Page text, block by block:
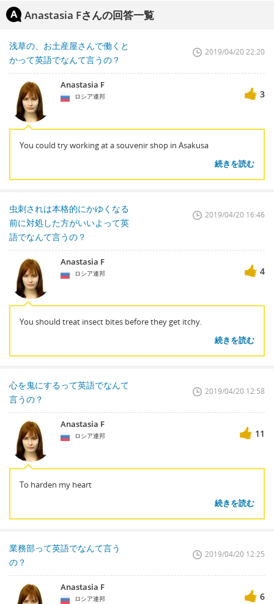
Anastasia Fさんの回答一覧
浅草の、お土産屋さんで働くと
かって英語でなんて言うの？
2019/04/20 22:20
Anastasia F
ロシア連邦 3
You could try working at a souvenir shop in Asakusa
続きを読む
虫刺されは本格的にかゆくなる
前に対処した方がいいよって英
語でなんて言うの？
2019/04/20 16:46
Anastasia F
ロシア連邦 4
You should treat insect bites before they get itchy.
続きを読む
心を鬼にするって英語でなんて
言うの？
2019/04/20 12:58
Anastasia F
ロシア連邦 11
To harden my heart
続きを読む
業務部って英語でなんて言う
の？
2019/04/20 12:25
Anastasia F
ロシア連邦 6